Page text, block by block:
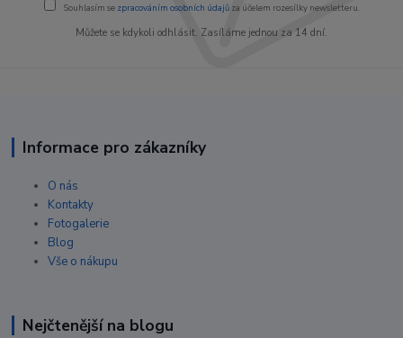
Souhlasím se zpracováním osobních údajůza účelem rozesílky newsletteru.
Můžete se kdykoli odhlásit. Zasíláme jednou za 14 dní.
Informace pro zákazníky
O nás
Kontakty
Fotogalerie
Blog
Vše o nákupu
Nejčtenější na blogu